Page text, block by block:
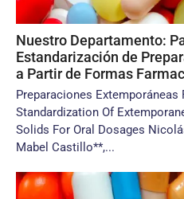
Nuestro Departamento:
Estandarización de
a Partir de Formas
Preparaciones
Standardization Of
Solids For Oral Dosages
Mabel Castillo**,...